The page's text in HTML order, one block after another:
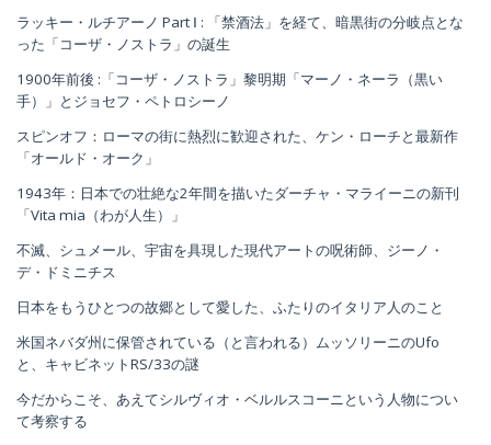
ラッキー・ルチアーノ Part Ⅰ : 「禁酒法」を経て、暗黒街の分岐点とな
った「コーザ・ノストラ」の誕生
1900年前後 :「コーザ・ノストラ」黎明期「マーノ・ネーラ（黒い
手）」とジョセフ・ペトロシーノ
スピンオフ：ローマの街に熱烈に歓迎された、ケン・ローチと最新作
「オールド・オーク」
1943年：日本での壮絶な2年間を描いたダーチャ・マライーニの新刊
「Vita mia（わが人生）」
不滅、シュメール、宇宙を具現した現代アートの呪術師、ジーノ・
デ・ドミニチス
日本をもうひとつの故郷として愛した、ふたりのイタリア人のこと
米国ネバダ州に保管されている（と言われる）ムッソリーニのUfo
と、キャビネットRS/33の謎
今だからこそ、あえてシルヴィオ・ベルルスコーニという人物につい
て考察する